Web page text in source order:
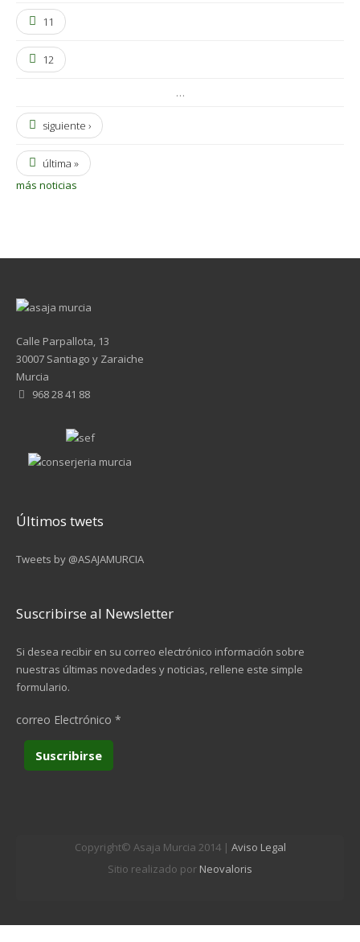
11
12
…
siguiente ›
última »
más noticias
Calle Parpallota, 13
30007 Santiago y Zaraiche
Murcia
968 28 41 88
Últimos twets
Tweets by @ASAJAMURCIA
Suscribirse al Newsletter
Si desea recibir en su correo electrónico información sobre
nuestras últimas novedades y noticias, rellene este simple
formulario.
correo Electrónico *
Copyright© Asaja Murcia 2014 | Aviso Legal
Sitio realizado por Neovaloris